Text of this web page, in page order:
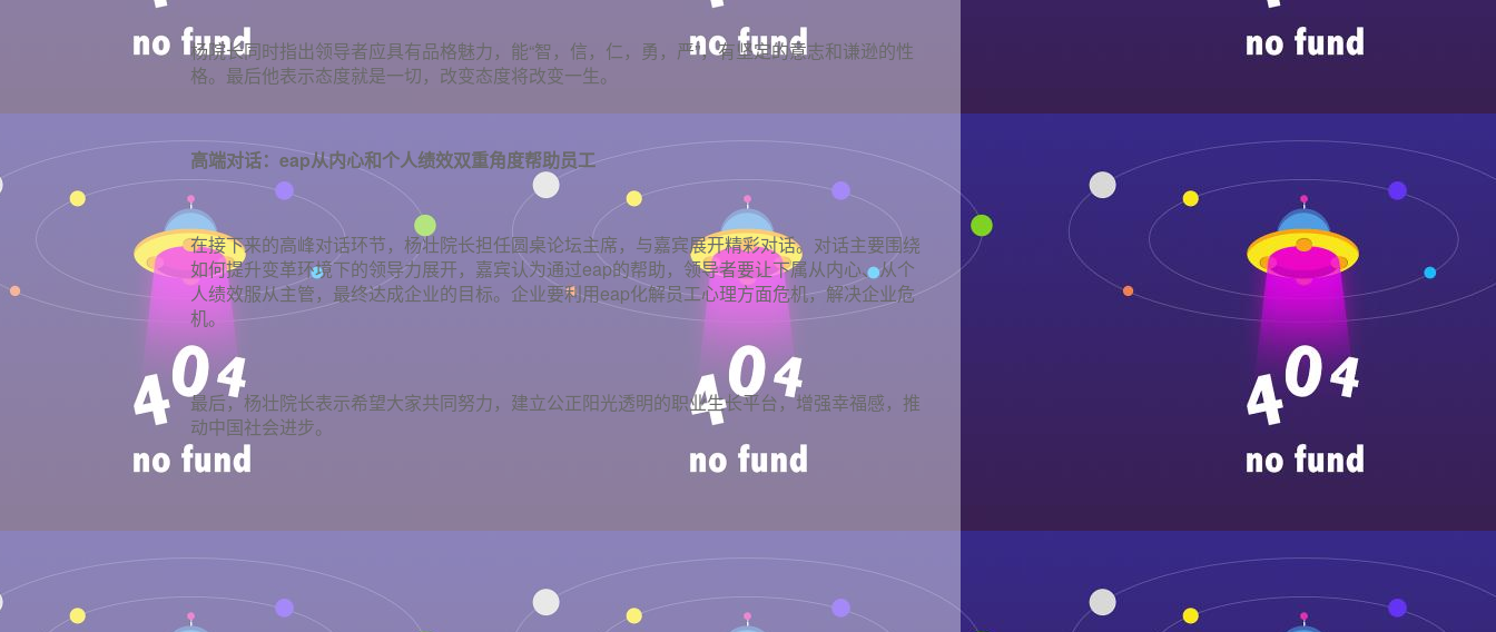
杨院长同时指出领导者应具有品格魅力，能“智，信，仁，勇，严”，有坚定的意志和谦逊的性
格。最后他表示态度就是一切，改变态度将改变一生。
高端对话： eap从内心和个人绩效双重角度帮助员工
在接下来的高峰对话环节，杨壮院长担任圆桌论坛主席，与嘉宾展开精彩对话。对话主要围绕
如何提升变革环境下的领导力展开，嘉宾认为通过eap的帮助，领导者要让下属从内心、从个
人绩效服从主管，最终达成企业的目标。企业要利用eap化解员工心理方面危机，解决企业危
机。
最后，杨壮院长表示希望大家共同努力，建立公正阳光透明的职业生长平台，增强幸福感，推
动中国社会进步。